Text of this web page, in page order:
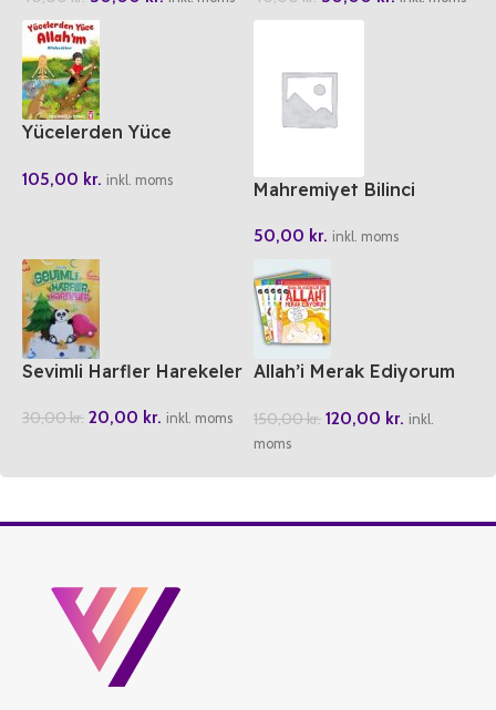
Yücelerden Yüce
105,00 kr. inkl. moms Mahremiyet Bilinci
50,00 kr. inkl. moms
Sevimli Harfler Harekeler
30,00kr. 20,00 kr. inkl. moms
Allah’i Merak Ediyorum
150,00kr. 120,00 kr. inkl.
moms